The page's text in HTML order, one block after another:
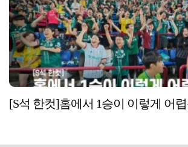
[S석 한컷]홈에서 1승이 이렇게 어